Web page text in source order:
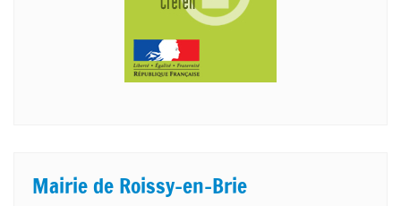
Mairie de Roissy-en-Brie